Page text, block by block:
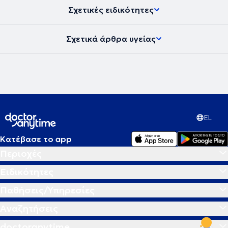
συμμετάσχει στην διαδικασία πιστοποίησης ως σύμβουλος
γαλουχίας IBCLC . Ακόμα, έχει μεγάλη εμπειρία σε παιδιά
προσχολικής ηλικίας μέσα από την εκτενή συνεργασία του ως
παιδίατρος σε 9 δήμους της επικράτειας αλλά και σε παιδιά με
χρόνιες παθήσεις δουλεύοντας μέχρι και σήμερα σε δομές αρωγής
ατόμων ΑμΕΑ. Ο γιατρός έχει λάβει μέρος σε πλήθος συνεδρίων σε
ηλικία καθώς και για τη διάγνωση, παρακολούθηση και
αντιμετώπιση κάθε παιδιατρικής πάθησης και επείγοντος
περιστατικού, καθώς και συμβουλευτική στους γονείς για θέματα
εμβολιασμού, ανάπτυξης παιδιών και νεογνών, διατροφής κ.α.
και επισκέψεις κατ’ οίκον.
Σχετικές ειδικότητες
Σχετικά άρθρα υγείας
EL
Κατέβασε το app